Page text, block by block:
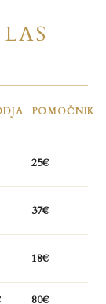
POMOČNIK
25€
37€
18€
80€